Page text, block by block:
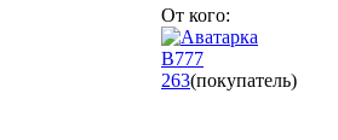
От кого:
В777
263(покупатель)